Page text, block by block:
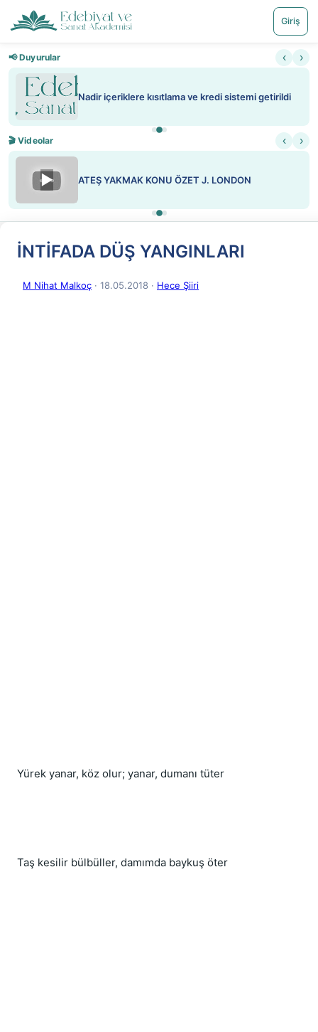
Giriş
📢 Duyurular ‹ ›
Nadir içeriklere kısıtlama ve kredi sistemi getirildi
🎬 Videolar ‹ ›
▶ ATEŞ YAKMAK KONU ÖZET J. LONDON
İNTİFADA DÜŞ YANGINLARI
M Nihat Malkoç · 18.05.2018 · Hece Şiiri
Yürek yanar, köz olur; yanar, dumanı tüter
Taş kesilir bülbüller, damımda baykuş öter